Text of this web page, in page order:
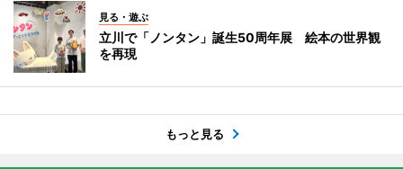
見る・遊ぶ
立川で「ノンタン」誕生50周年展 絵本の世界観
を再現
もっと見る